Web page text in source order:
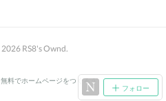
フォロー
2026 RS8's Ownd.
AmebaOwnd
無料でホームページをつくろう